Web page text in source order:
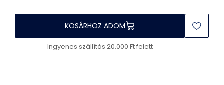
KOSÁRHOZ ADOM
Ingyenes szállítás 20.000 Ft felett